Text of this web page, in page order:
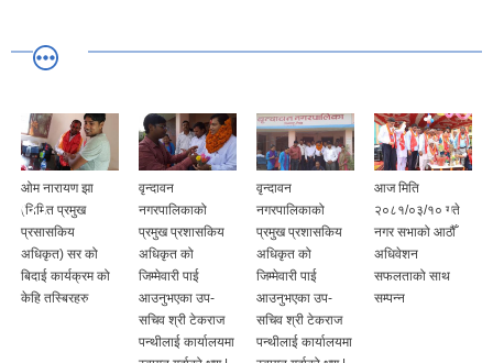
ओम नारायण झा
(निमित प्रमुख
प्रसासकिय
अधिकृत) सर को
बिदाई कार्यक्रम को
केहि तस्बिरहरु
वृन्दावन
नगरपालिकाको
प्रमुख प्रशासकिय
अधिकृत को
जिम्मेवारी पाई
आउनुभएका उप-
सचिव श्री टेकराज
पन्थीलाई कार्यालयमा
वृन्दावन
नगरपालिकाको
प्रमुख प्रशासकिय
अधिकृत को
जिम्मेवारी पाई
आउनुभएका उप-
सचिव श्री टेकराज
पन्थीलाई कार्यालयमा
आज मिति
२०८१/०३/१० गते
नगर सभाको आठौँ
अधिवेशन
सफलताको साथ
सम्पन्न